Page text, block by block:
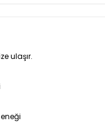
ulaşır.